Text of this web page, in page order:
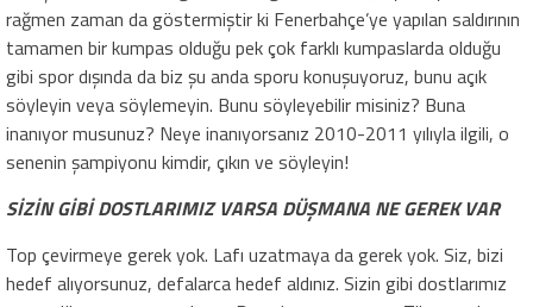
rağmen zaman da göstermiştir ki Fenerbahçe’ye yapılan saldırının
tamamen bir kumpas olduğu pek çok farklı kumpaslarda olduğu
gibi spor dışında da biz şu anda sporu konuşuyoruz, bunu açık
söyleyin veya söylemeyin. Bunu söyleyebilir misiniz? Buna
inanıyor musunuz? Neye inanıyorsanız 2010-2011 yılıyla ilgili, o
senenin şampiyonu kimdir, çıkın ve söyleyin!
SİZİN GİBİ DOSTLARIMIZ VARSA DÜŞMANA NE GEREK VAR
Top çevirmeye gerek yok. Lafı uzatmaya da gerek yok. Siz, bizi
hedef alıyorsunuz, defalarca hedef aldınız. Sizin gibi dostlarımız